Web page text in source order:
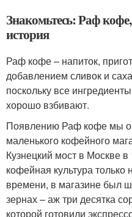
Знакомьтесь: Раф кофе,
история
Раф кофе – напиток,
добавлением сливок и
поскольку все
хорошо взбивают.
Появлению Раф кофе мы
маленького кофейного
Кузнецкий мост в Москве в
кофейная культура только
времени, в магазине был
зернах – аж три десятка
которой готовили